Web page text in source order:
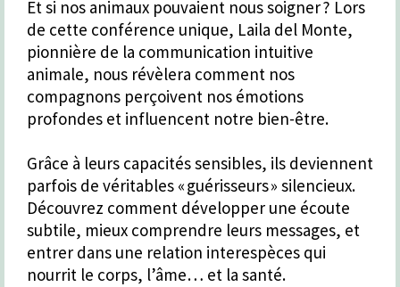
Et si nos animaux pouvaient nous soigner ? Lors
de cette conférence unique, Laila del Monte,
pionnière de la communication intuitive
animale, nous révèlera comment nos
compagnons perçoivent nos émotions
profondes et influencent notre bien-être.
Grâce à leurs capacités sensibles, ils deviennent
parfois de véritables « guérisseurs » silencieux.
Découvrez comment développer une écoute
subtile, mieux comprendre leurs messages, et
entrer dans une relation interespèces qui
nourrit le corps, l’âme… et la santé.